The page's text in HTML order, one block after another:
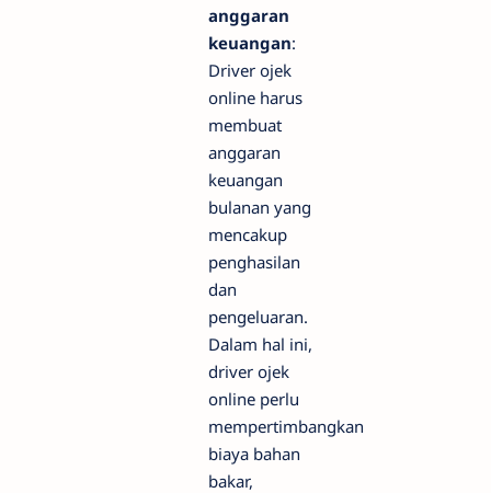
anggaran
keuangan:
Driver ojek
online harus
membuat
anggaran
keuangan
bulanan yang
mencakup
penghasilan
dan
pengeluaran.
Dalam hal ini,
driver ojek
online perlu
mempertimbangkan
biaya bahan
bakar,